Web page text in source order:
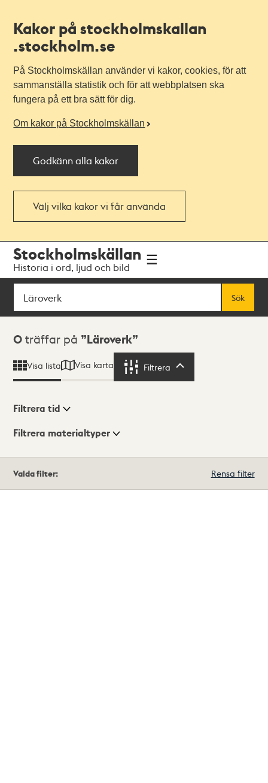
Kakor på stockholmskallan
.stockholm.se
På Stockholmskällan använder vi kakor, cookies, för att
sammanställa statistik och för att webbplatsen ska
fungera på ett bra sätt för dig.
Om kakor på Stockholmskällan
Godkänn alla kakor
Välj vilka kakor vi får använda
navigationen
huvudinnehållet
Stockholmskällan
Historia i ord, ljud och bild
Sök
Sök
Sökresultat
0 träffar på Läroverk
Visa lista Visa karta Filtrera
Visningsläge
Filtrera tid
Filtrera materialtyper
träffar
Valda filter: Rensa filter